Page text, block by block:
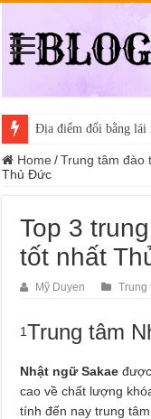
Địa điểm đổi bằng lái
Home / Trung tâm đào
Thủ Đức
Top 3
tốt nhất
Mỹ Duyen Trung
1 Trung tâm
Nhật ngữ Sakae
cao về chất lượng
tính đến nay trung